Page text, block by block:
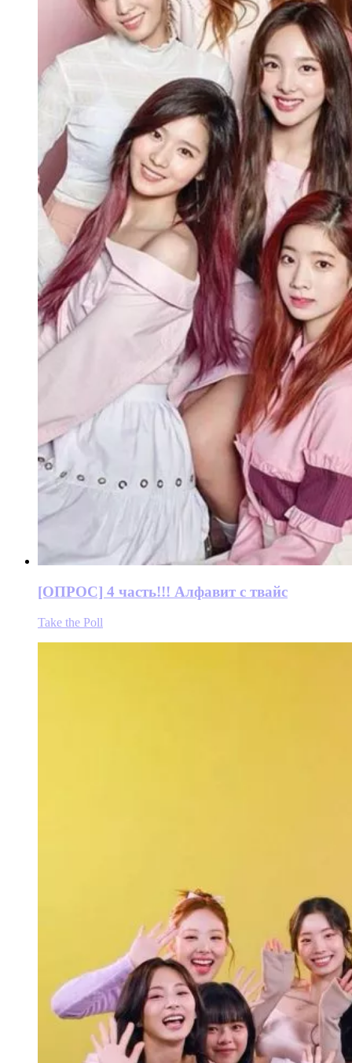
[ОПРОС] 4 часть!!! Алфавит с твайс
Take the Poll